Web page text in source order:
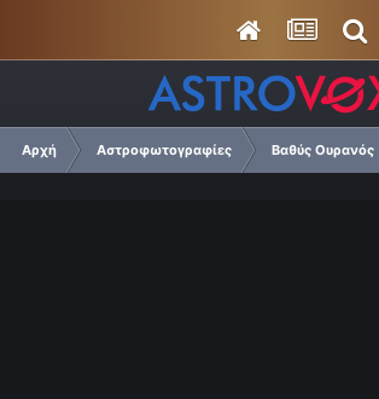
Αρχή Αστροφωτογραφίες Βαθύς Ουρανός